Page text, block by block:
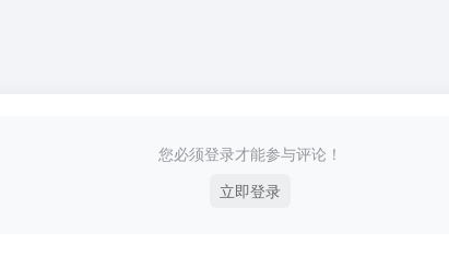
您必须登录才能参与评论！
立即登录